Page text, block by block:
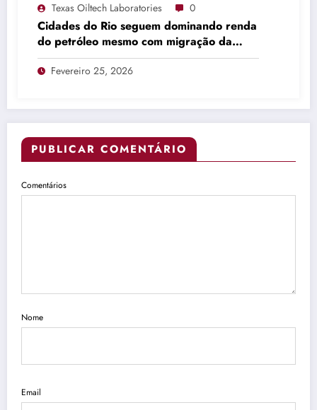
Texas Oiltech Laboratories 0
Cidades do Rio seguem dominando renda
do petróleo mesmo com migração da
produção
Fevereiro 25, 2026
PUBLICAR COMENTÁRIO
Comentários
Nome
Email